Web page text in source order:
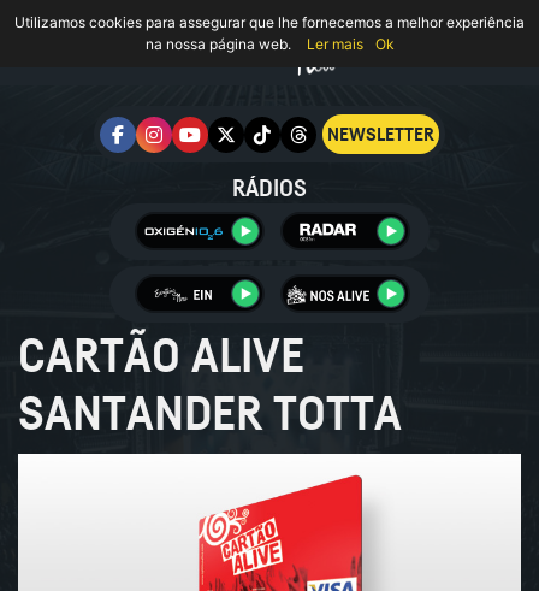
NEWSLETTER
RÁDIOS
CARTÃO ALIVE
SANTANDER TOTTA
Utilizamos cookies para assegurar que lhe fornecemos a melhor experiência
na nossa página web.
Ler mais Ok